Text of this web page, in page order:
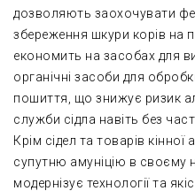
дозволяють заохочувати
збереження шкури корів на
економить на засобах для
органічні засоби для
пошиття, що знижує ризик
служби сідла навіть без
Крім сідел та товарів кінної
супутню амуніцію в своєму
модернізує технології та